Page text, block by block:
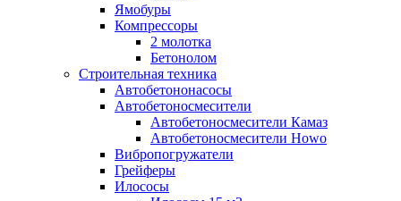
Ямобуры
Компрессоры
2 молотка
Бетонолом
Строительная техника
Автобетононасосы
Автобетоносмесители
Автобетоносмесители Камаз
Автобетоносмесители Howo
Вибропогружатели
Грейферы
Илососы